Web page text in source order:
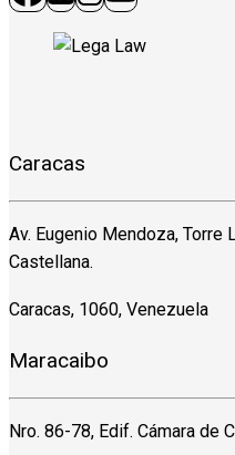
Caracas
Av. Eugenio Mendoza, Torre
Castellana.
Caracas, 1060, Venezuela
Maracaibo
Nro. 86-78, Edif. Cámara de